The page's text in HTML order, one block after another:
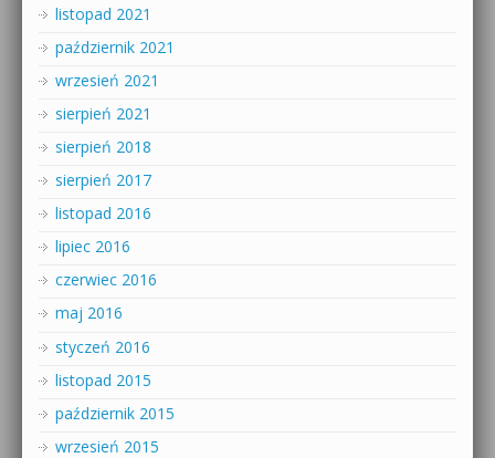
listopad 2021
październik 2021
wrzesień 2021
sierpień 2021
sierpień 2018
sierpień 2017
listopad 2016
lipiec 2016
czerwiec 2016
maj 2016
styczeń 2016
listopad 2015
październik 2015
wrzesień 2015